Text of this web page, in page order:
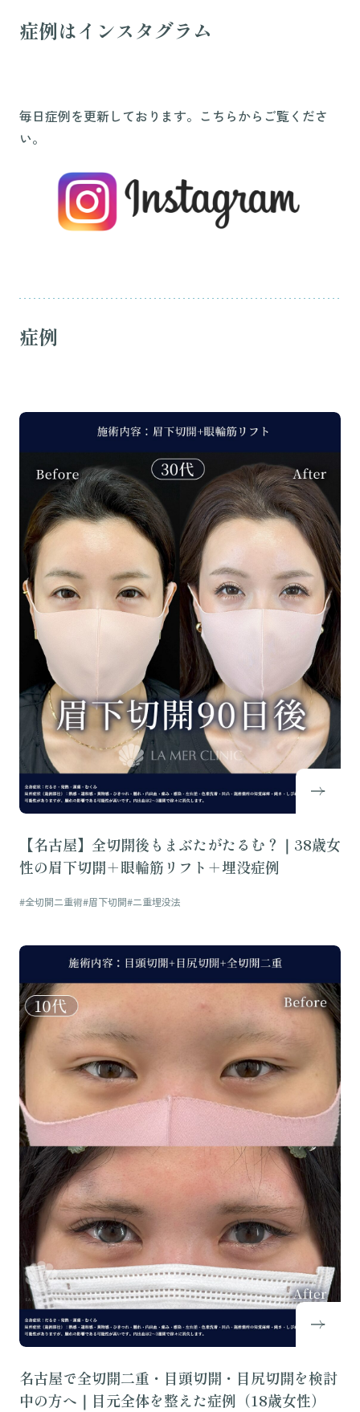
症例はインスタグラム
毎日症例を更新しております。こちらからご覧くださ
い。
症例
【名古屋】全切開後もまぶたがたるむ？｜38歳女
性の眉下切開＋眼輪筋リフト＋埋没症例
#全切開二重術#眉下切開#二重埋没法
名古屋で全切開二重・目頭切開・目尻切開を検討
中の方へ｜目元全体を整えた症例（18歳女性）